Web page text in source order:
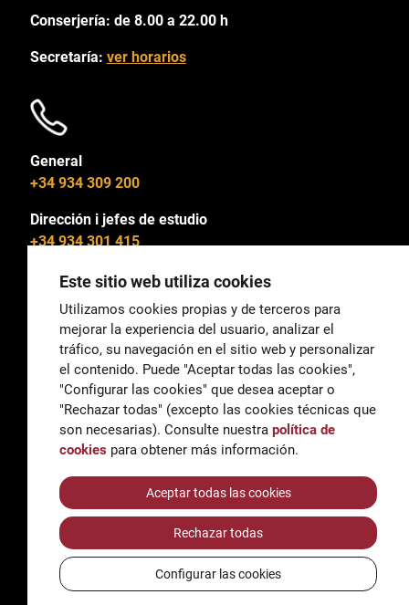
Conserjería: de 8.00 a 22.00 h
Secretaría: ver horarios
General
+34 934 309 200
Dirección i jefes de estudio
+34 934 301 415
General
correu@escoladeltreball.org
Información
informacio@escoladeltreball.org
Trámites de secretaría
AccessibilidadAviso legal y Política de Privacidad
Política de cookies
Créditos
Este sitio web utiliza cookies
Utilizamos cookies propias y de terceros para
mejorar la experiencia del usuario, analizar el
tráfico, su navegación en el sitio web y personalizar
el contenido. Puede "Aceptar todas las cookies",
"Configurar las cookies" que desea aceptar o
"Rechazar todas" (excepto las cookies técnicas que
son necesarias). Consulte nuestra política de
cookies para obtener más información.
Aceptar todas las cookies
Rechazar todas
Configurar las cookies